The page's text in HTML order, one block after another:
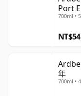
Port
700ml •
年
700ml •